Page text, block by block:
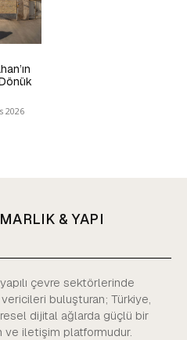
2026
& YAPI
çevre sektörlerinde
buluşturan; Türkiye,
dijital ağlarda güçlü bir
ve iletişim platformudur.